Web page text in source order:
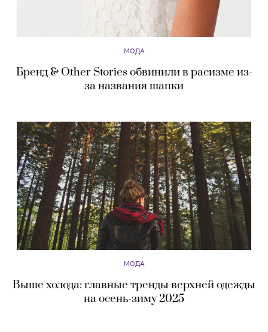
МОДА
Бренд & Other Stories обвинили в расизме из-
за названия шапки
МОДА
Выше холода: главные тренды верхней одежды
на осень-зиму 2025